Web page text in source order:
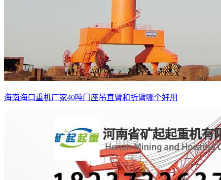
海南海口重机厂家40吨门座吊直臂和折臂哪个好用